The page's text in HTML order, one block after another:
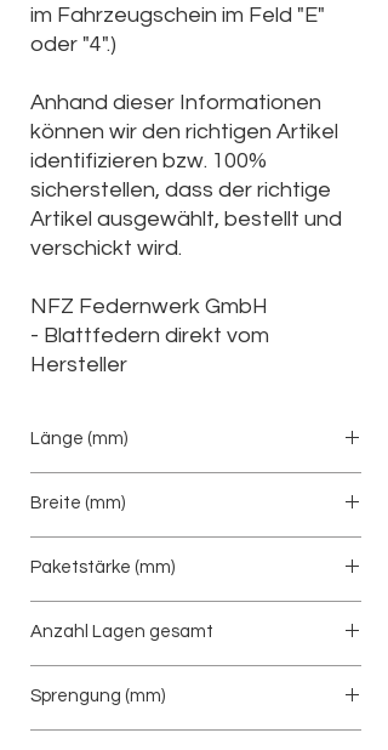
im Fahrzeugschein im Feld "E"
oder "4".)
Anhand dieser Informationen
können wir den richtigen Artikel
identifizieren bzw. 100%
sicherstellen, dass der richtige
Artikel ausgewählt, bestellt und
verschickt wird.
NFZ Federnwerk GmbH
- Blattfedern direkt vom
Hersteller
Länge (mm)
Breite (mm)
Paketstärke (mm)
Anzahl Lagen gesamt
Sprengung (mm)